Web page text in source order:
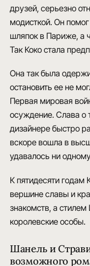
друзей, серьезно
модисткой. Он
шляпок в Париже, а
Так Коко стала
Она так была
остановить ее не
Первая мировая
осуждение. Слава о
дизайнере быстро
вскоре вошла в
удавалось ни
К пятидесяти годам
вершине славы и
знакомств, а стилем
королевские особы.
Шанель и
возможного